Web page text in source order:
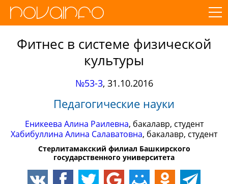
Фитнес в системе физической
культуры
№53-3, 31.10.2016
Педагогические науки
Еникеева Алина Раилевна, бакалавр, студент
Хабибуллина Алина Салаватовна, бакалавр, студент
Стерлитамакский филиал Башкирского
государственного университета